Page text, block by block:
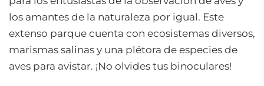
los amantes de la naturaleza por igual. Este
extenso parque cuenta con ecosistemas diversos,
marismas salinas y una plétora de especies de
aves para avistar. ¡No olvides tus binoculares!